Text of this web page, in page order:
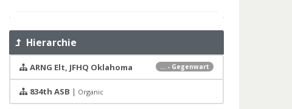
Hierarchie
... - Gegenwart
ARNG Elt, JFHQ Oklahoma
834th ASB | Organic